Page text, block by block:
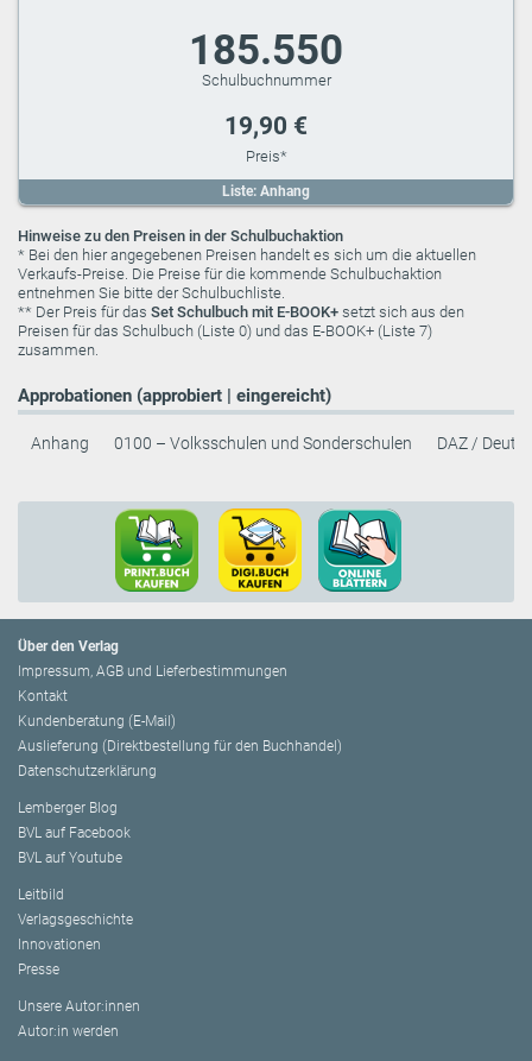
Liste: Anhang
185.550
19,90 €
Hinweise zu den Preisen in der Schulbuchaktion
* Bei den hier angegebenen Preisen handelt es sich um die aktuellen
Verkaufs-Preise. Die Preise für die kommende Schulbuchaktion
entnehmen Sie bitte der Schulbuchliste.
** Der Preis für das Set Schulbuch mit E-BOOK+ setzt sich aus den
Preisen für das Schulbuch (Liste 0) und das E-BOOK+ (Liste 7)
zusammen.
Approbationen (approbiert | eingereicht)
Anhang 0100 – Volksschulen und Sonderschulen DAZ /
Über den Verlag
Impressum, AGB und Lieferbestimmungen
Kontakt
Kundenberatung (E-Mail)
Auslieferung (Direktbestellung für den Buchhandel)
Datenschutzerklärung
Lemberger Blog
BVL auf Facebook
BVL auf Youtube
Leitbild
Verlagsgeschichte
Innovationen
Presse
Unsere Autor:innen
Autor:in werden